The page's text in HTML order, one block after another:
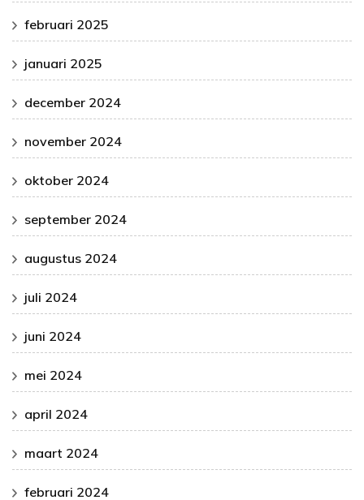
februari 2025
januari 2025
december 2024
november 2024
oktober 2024
september 2024
augustus 2024
juli 2024
juni 2024
mei 2024
april 2024
maart 2024
februari 2024